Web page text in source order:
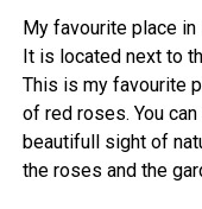
My favourite place
It is located next to
This is my favourite
of red roses. You
beautifull sight of
the roses and the